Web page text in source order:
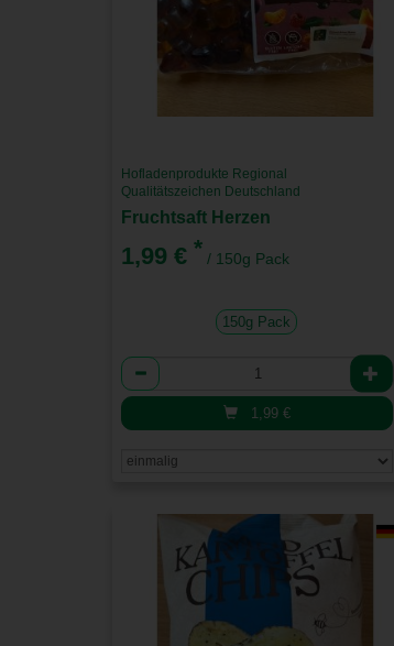
Hofladenprodukte Regional
Qualitätszeichen Deutschland
Fruchtsaft Herzen
1,99 € * / 150g Pack
150g Pack
Anzahl
1,99 €